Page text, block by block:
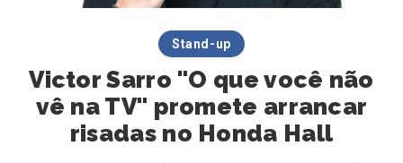
Stand-up
Victor Sarro "O que você não
vê na TV" promete arrancar
risadas no Honda Hall